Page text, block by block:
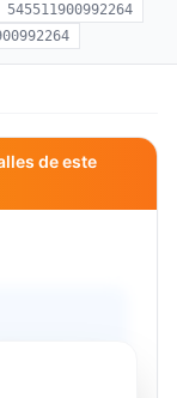
545511900992264
de este